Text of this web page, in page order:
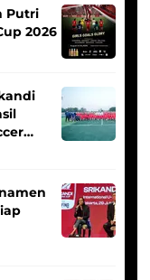
Putri
2026